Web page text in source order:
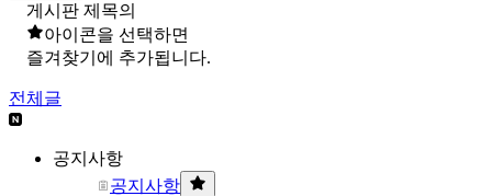
게시판 제목의
아이콘을 선택하면
즐겨찾기에 추가됩니다.
전체글
공지사항
공지사항